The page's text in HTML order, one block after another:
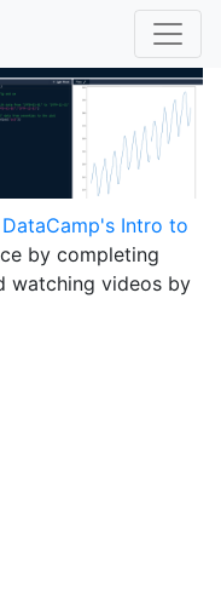
DataCamp's Intro to
by completing
watching videos by